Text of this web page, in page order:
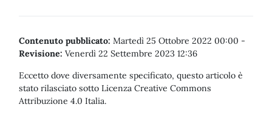
Contenuto pubblicato: Martedì 25 Ottobre 2022 00:00 -
Revisione: Venerdì 22 Settembre 2023 12:36
Eccetto dove diversamente specificato, questo articolo è
stato rilasciato sotto Licenza Creative Commons
Attribuzione 4.0 Italia.